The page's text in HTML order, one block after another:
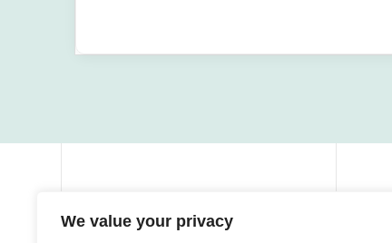
We value your privacy